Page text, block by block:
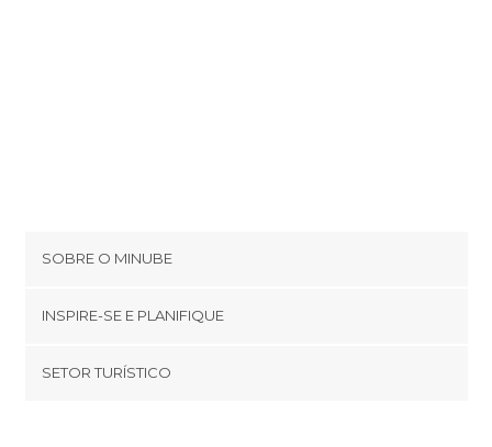
SOBRE O MINUBE
Términos e Condições
INSPIRE-SE E PLANIFIQUE
footer@item_discovertips_anchor
SETOR TURÍSTICO